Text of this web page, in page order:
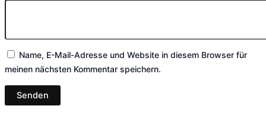
Name, E-Mail-Adresse und Website in diesem Browser für
meinen nächsten Kommentar speichern.